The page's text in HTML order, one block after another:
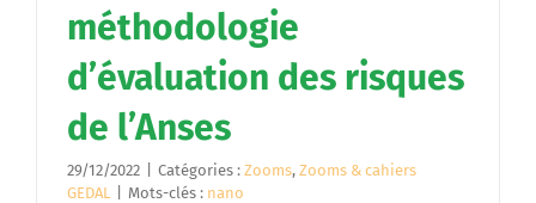
méthodologie
d’évaluation des risques
de l’Anses
29/12/2022 Catégories : Zooms, Zooms & cahiers
GEDAL
Mots-clés : nano